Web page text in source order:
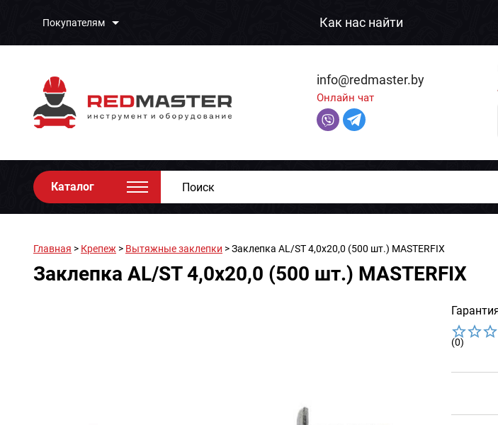
Покупателям Как нас найти
info@redmaster.by
Онлайн чат
Каталог
Главная > Крепеж > Вытяжные заклепки > Заклепка AL/ST 4,0х20,0 (500 шт.) MASTERFIX
Заклепка AL/ST 4,0х20,0 (500 шт.) MASTERFIX
(0)